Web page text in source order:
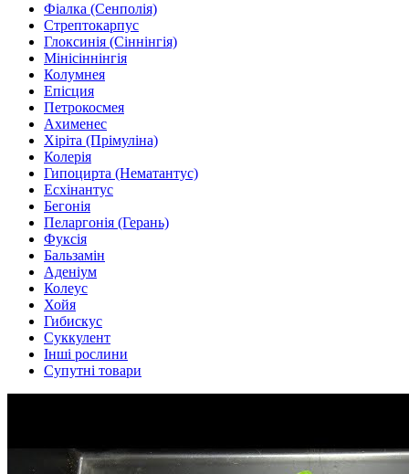
Фіалка (Сенполія)
Стрептокарпус
Глоксинія (Сіннінгія)
Мінісіннінгія
Колумнея
Епісция
Петрокосмея
Ахименес
Хіріта (Прімуліна)
Колерія
Гипоцирта (Нематантус)
Есхінантус
Бегонія
Пеларгонія (Герань)
Фуксія
Бальзамін
Аденіум
Колеус
Хойя
Гибискус
Суккулент
Інші рослини
Супутні товари